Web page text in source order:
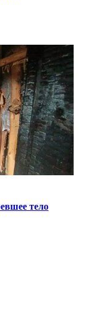
тело